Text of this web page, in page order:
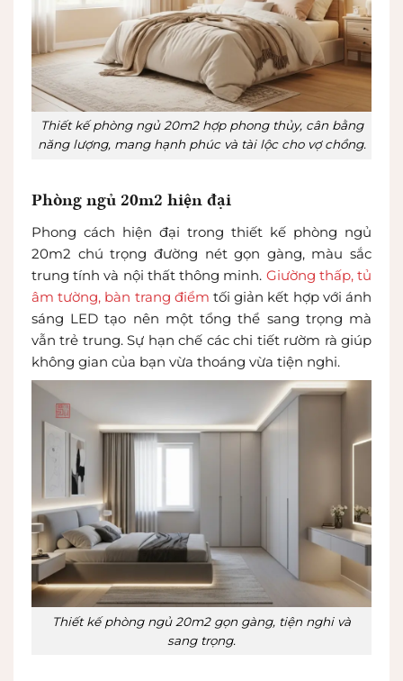
Thiết kế phòng ngủ 20m2 hợp phong thủy, cân bằng
năng lượng, mang hạnh phúc và tài lộc cho vợ chồng.
Phòng ngủ 20m2 hiện đại
Phong cách hiện đại trong thiết kế phòng ngủ
20m2 chú trọng đường nét gọn gàng, màu sắc
trung tính và nội thất thông minh. Giường thấp, tủ
âm tường, bàn trang điểm tối giản kết hợp với ánh
sáng LED tạo nên một tổng thể sang trọng mà
vẫn trẻ trung. Sự hạn chế các chi tiết rườm rà giúp
không gian của bạn vừa thoáng vừa tiện nghi.
Thiết kế phòng ngủ 20m2 gọn gàng, tiện nghi và
sang trọng.